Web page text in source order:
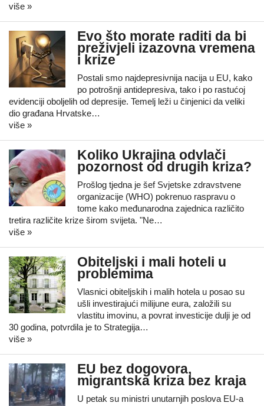
više »
Evo što morate raditi da bi
preživjeli izazovna vremena
i krize
Postali smo najdepresivnija nacija u EU, kako
po potrošnji antidepresiva, tako i po rastućoj
evidenciji oboljelih od depresije. Temelj leži u činjenici da veliki
dio građana Hrvatske…
više »
Koliko Ukrajina odvlači
pozornost od drugih kriza?
Prošlog tjedna je šef Svjetske zdravstvene
organizacije (WHO) pokrenuo raspravu o
tome kako međunarodna zajednica različito
tretira različite krize širom svijeta. "Ne…
više »
Obiteljski i mali hoteli u
problemima
Vlasnici obiteljskih i malih hotela u posao su
ušli investirajući milijune eura, založili su
vlastitu imovinu, a povrat investicije dulji je od
30 godina, potvrdila je to Strategija…
više »
EU bez dogovora,
migrantska kriza bez kraja
U petak su ministri unutarnjih poslova EU-a